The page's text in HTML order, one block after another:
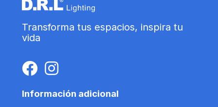
Transforma tus espacios, inspira tu
vida
Información adicional